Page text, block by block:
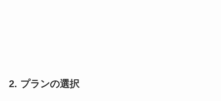
2. プランの選択